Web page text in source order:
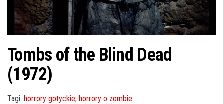
Tombs of the Blind Dead
(1972)
Tagi: horrory gotyckie, horrory o zombie